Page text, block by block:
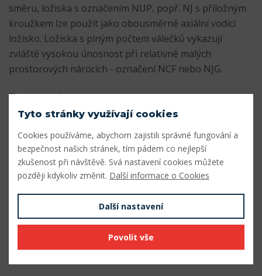
směru, ložiska s označením NUP, popř. NJ s příložným
kroužkem lze použít jako obousměrně axiální vodicí
ložisko. Ložiska s plným počtem válečků vykazují
zvláště vysokou únosnost při relativně malých
prostorových nárocích - označení NCF nebo NJG.
Parametry
Vnější průměr (mm)
Šířka (mm)
Vnitřní průměr (mm) 55
Vnější průměr (mm) 120
Tyto stránky využívají cookies
Cookies používáme, abychom zajistili správné fungování a
bezpečnost našich stránek, tím pádem co nejlepší
zkušenost při návštěvě. Svá nastavení cookies můžete
později kdykoliv změnit. Další informace o Cookies
Další nastavení
Povolit vše